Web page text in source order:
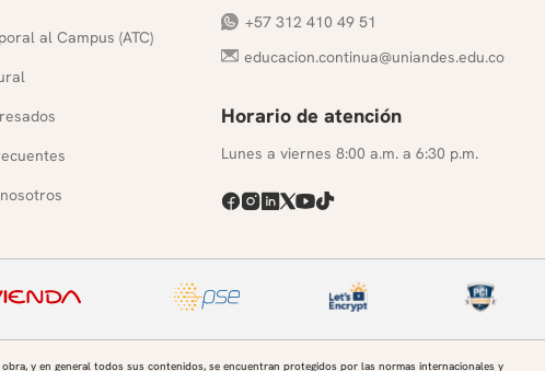
al Campus (ATC)
+57 312 410 49 51
educacion.continua@uniandes.edu.co
Horario de atención
Lunes a viernes 8:00 a.m. a 6:30 p.m.
y en general todos sus contenidos, se encuentran protegidos por las normas internacionales y